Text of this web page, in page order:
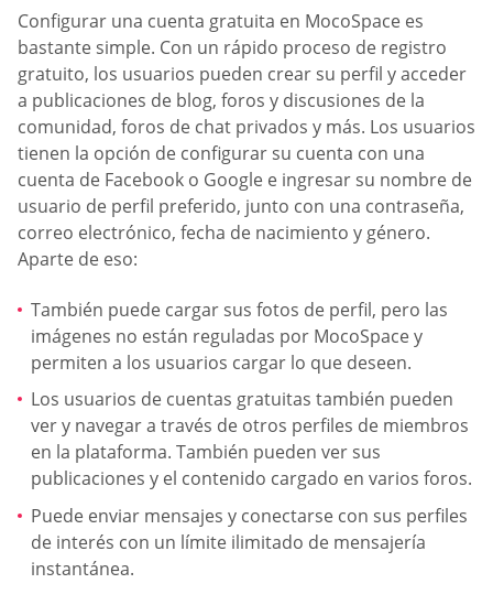
Configurar una cuenta gratuita en MocoSpace es
bastante simple. Con un rápido proceso de registro
gratuito, los usuarios pueden crear su perfil y acceder
a publicaciones de blog, foros y discusiones de la
comunidad, foros de chat privados y más. Los usuarios
tienen la opción de configurar su cuenta con una
cuenta de Facebook o Google e ingresar su nombre de
usuario de perfil preferido, junto con una contraseña,
correo electrónico, fecha de nacimiento y género.
Aparte de eso:
También puede cargar sus fotos de perfil, pero las
imágenes no están reguladas por MocoSpace y
permiten a los usuarios cargar lo que deseen.
Los usuarios de cuentas gratuitas también pueden
ver y navegar a través de otros perfiles de miembros
en la plataforma. También pueden ver sus
publicaciones y el contenido cargado en varios foros.
Puede enviar mensajes y conectarse con sus perfiles
de interés con un límite ilimitado de mensajería
instantánea.